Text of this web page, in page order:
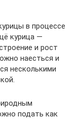
в процессе
курица —
и рост
наесться и
несколькими
подать как